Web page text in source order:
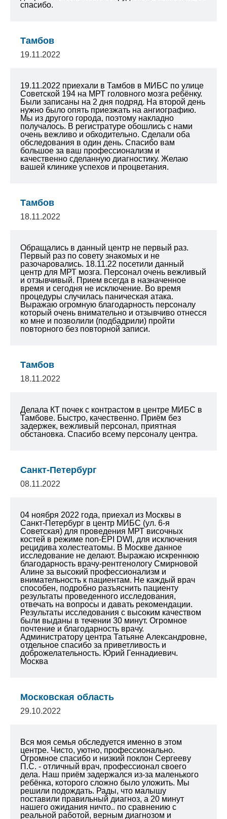
спасибо.
Тамбов
19.11.2022
19.11.2022 приехали в Тамбов в МИБС по улице
Советской 194 на МРТ головного мозга ребёнку.
Были записаны на 2 дня подряд. На второй день
нужно было опять приезжать на ангиографию.
Мы из другого города, поэтому накладно
получалось. В регистратуре обошлись с нами
очень вежливо и обходительно. Сделали оба
обследования в один день. Спасибо вам
большое за ваш профессионализм и
качественно сделанную диагностику. Желаю
вашей клинике успехов и процветания.
Тамбов
18.11.2022
Обращались в данный центр не первый раз.
Первый раз по совету знакомых и не
разочаровались. 18.11.22 посетили данный
центр для МРТ мозга. Персонал очень вежливый
и отзывчивый. Прием всегда в назначенное
время и сегодня не исключение. Во время
процедуры случилась паническая атака.
Выражаю огромную благодарность персоналу
который очень внимательно и отзывчиво отнесся
ко мне и позволили (подбадрили) пройти
повторного без повторной записи.
Тамбов
18.11.2022
Делала КТ почек с контрастом в центре МИБС в
Тамбове. Быстро, качественно. Приём без
задержек, вежливый персонал, приятная
обстановка. Спасибо всему персоналу центра.
Санкт-Петербург
08.11.2022
04 ноября 2022 года, приехал из Москвы в
Санкт-Петербург в центр МИБС (ул. 6-я
Советская) для проведения МРТ височных
костей в режиме non-EPI DWI, для исключения
рецидива холестеатомы. В Москве данное
исследование не делают. Выражаю искреннюю
благодарность врачу-рентгенологу Смирновой
Алине за высокий профессионализм и
внимательность к пациентам. Не каждый врач
способен, подробно разъяснить пациенту
результаты проведенного исследования,
отвечать на вопросы и давать рекомендации.
Результаты исследования с высоким качеством
были выданы в течении 30 минут. Огромное
почтение и благодарность врачу.
Администратору центра Татьяне Александровне,
отдельное спасибо за приветливость и
доброжелательность. Юрий Геннадиевич.
Москва
Московская область
29.10.2022
Вся моя семья обследуется именно в этом
центре. Чисто, уютно, профессионально.
Огромное спасибо и низкий поклон Сергееву
П.С. - отличный врач, профессионал своего
дела. Наш приём задержался из-за маленького
ребёнка, которого сложно было уложить. Мы
решили подождать. Рады, что малышу
поставили правильный диагноз, а 20 минут
нашего ожидания ничто.. по сравнению с
реальной работой, верным диагнозом и